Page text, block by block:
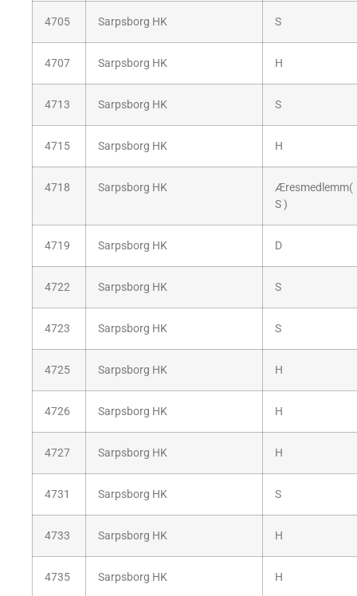
4705 Sarpsborg HK S
4707 Sarpsborg HK H
4713 Sarpsborg HK S
4715 Sarpsborg HK H
4718 Sarpsborg HK
Æresmedlemm(
S )
4719 Sarpsborg HK D
4722 Sarpsborg HK S
4723 Sarpsborg HK S
4725 Sarpsborg HK H
4726 Sarpsborg HK H
4727 Sarpsborg HK H
4731 Sarpsborg HK S
4733 Sarpsborg HK H
4735 Sarpsborg HK H